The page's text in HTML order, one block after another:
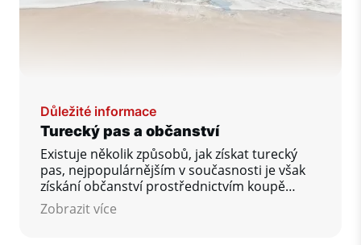
Důležité informace
Turecký pas a občanství
Existuje několik způsobů, jak získat turecký
pas, nejpopulárnějším v současnosti je však
získání občanství prostřednictvím koupě
nemovitosti nebo otevřením účtu v bance.
Zobrazit více